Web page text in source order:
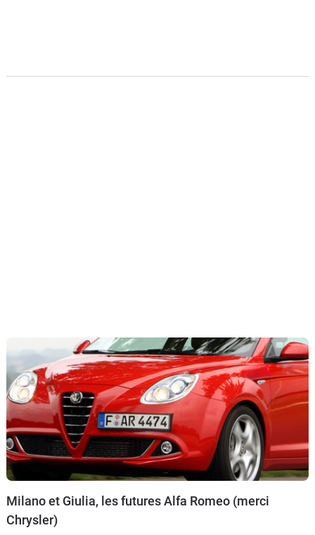
Milano et Giulia, les futures Alfa Romeo (merci
Chrysler)